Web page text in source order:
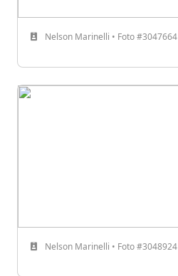
Nelson Marinelli • Foto #3047664
Nelson Marinelli • Foto #3048924